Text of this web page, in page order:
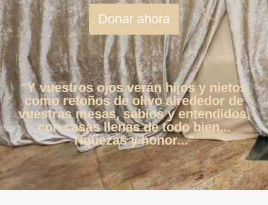
Donar ahora
"Y vuestros ojos verán hijos y nietos
como retoños de olivo alrededor de
vuestras mesas, sabios y entendidos,
con casas llenas de todo bien...
riquezas y honor..."